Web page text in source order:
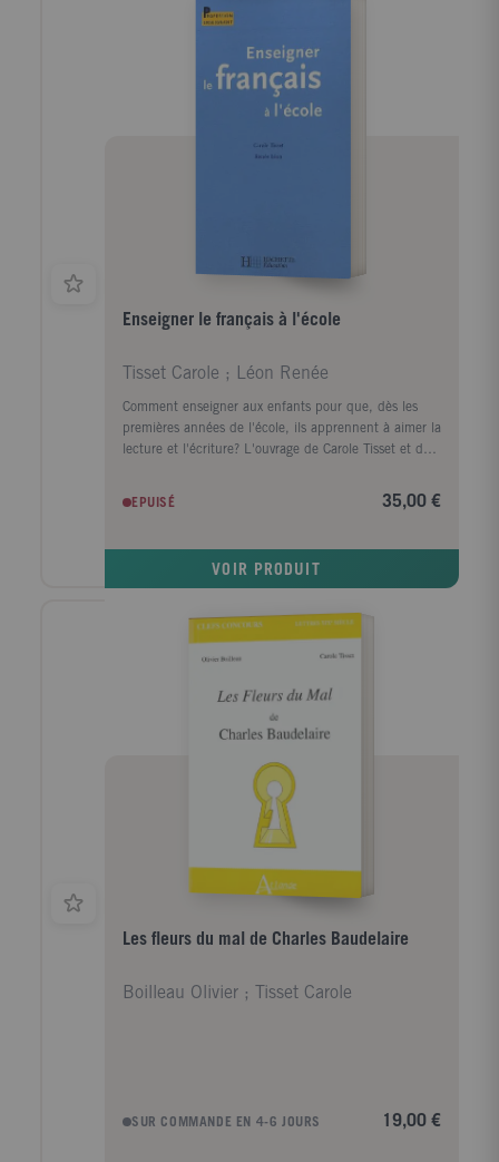
Enseigner le français à l'école
Tisset Carole ; Léon Renée
Comment enseigner aux enfants pour que, dès les
premières années de l'école, ils apprennent à aimer la
lecture et l'écriture? L'ouvrage de Carole Tisset et de
enseignants de l'ensemble des classes du primaire,
de la grande section au CM2. Mettant l'accent sur les
EPUISÉ 35,00 €
VOIR PRODUIT
Les fleurs du mal de Charles Baudelaire
Boilleau Olivier ; Tisset Carole
SUR COMMANDE EN 4-6 JOURS 19,00 €